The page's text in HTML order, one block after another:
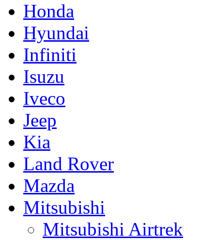
Honda
Hyundai
Infiniti
Isuzu
Iveco
Jeep
Kia
Land Rover
Mazda
Mitsubishi
Mitsubishi Airtrek